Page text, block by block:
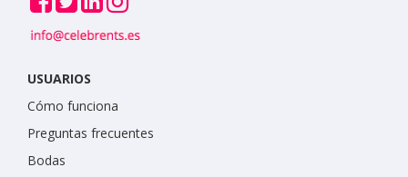
USUARIOS
Cómo funciona
Preguntas frecuentes
Bodas